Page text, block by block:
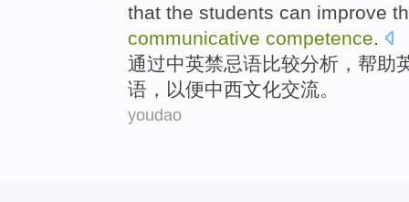
that the students can improve
communicative competence.
通过中英禁忌语比较分析，帮助
语，以便中西文化交流。
youdao